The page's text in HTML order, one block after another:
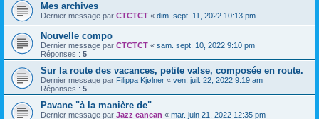
Mes archives
Dernier message par CTCTCT « dim. sept. 11, 2022 10:13 pm
Nouvelle compo
Dernier message par CTCTCT « sam. sept. 10, 2022 9:10 pm
Réponses : 5
Sur la route des vacances, petite valse, composée en route.
Dernier message par Filippa Kjølner « ven. juil. 22, 2022 9:19 am
Réponses : 5
Pavane "à la manière de"
Dernier message par Jazz cancan « mar. juin 21, 2022 12:35 pm